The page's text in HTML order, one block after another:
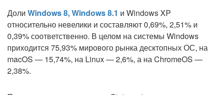
Доли Windows 8, Windows 8.1 и Windows XP
относительно невелики и составляют 0,69%, 2,51% и
0,39% соответственно. В целом на системы Windows
приходится 75,93% мирового рынка десктопных ОС, на
macOS — 15,74%, на Linux — 2,6%, а на ChromeOS —
2,38%.